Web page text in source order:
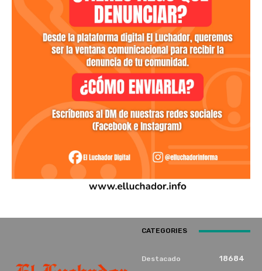
CATEGORIES
Destacado 18684